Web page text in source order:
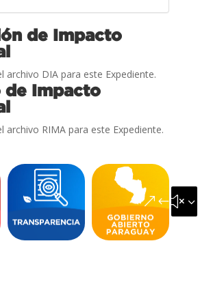
de Impacto
archivo DIA para este Expediente.
de Impacto
archivo RIMA para este Expediente.